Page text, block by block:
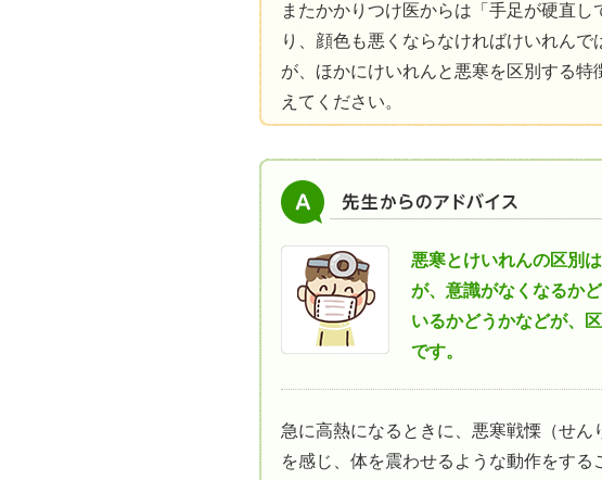
またかかりつけ医からは「手足が硬直し
り、顔色も悪くならなければけいれんで
が、ほかにけいれんと悪寒を区別する特
えてください。
悪寒とけいれんの区別
が、意識がなくなるか
いるかどうかなどが、
です。
急に高熱になるときに、悪寒戦慄（せん
を感じ、体を震わせるような動作をする